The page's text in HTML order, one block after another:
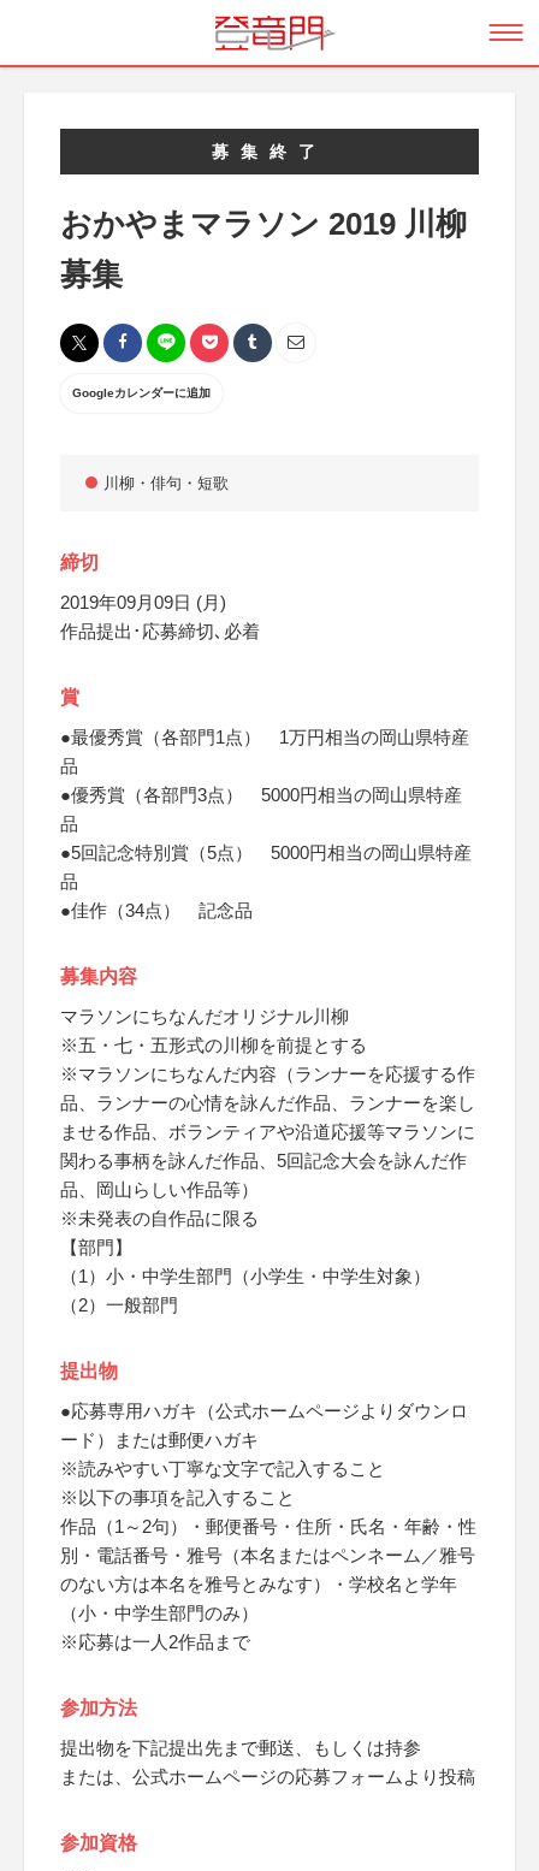
募集終了
おかやまマラソン 2019 川柳
募集
Googleカレンダーに追加
川柳・俳句・短歌
締切
2019年09月09日 (月)
作品提出･応募締切､必着
賞
●最優秀賞（各部門1点） 1万円相当の岡山県特産
品
●優秀賞（各部門3点） 5000円相当の岡山県特産
品
●5回記念特別賞（5点） 5000円相当の岡山県特産
品
●佳作（34点） 記念品
募集内容
マラソンにちなんだオリジナル川柳
※五・七・五形式の川柳を前提とする
※マラソンにちなんだ内容（ランナーを応援する作
品、ランナーの心情を詠んだ作品、ランナーを楽し
ませる作品、ボランティアや沿道応援等マラソンに
関わる事柄を詠んだ作品、5回記念大会を詠んだ作
品、岡山らしい作品等）
※未発表の自作品に限る
【部門】
（1）小・中学生部門（小学生・中学生対象）
（2）一般部門
提出物
●応募専用ハガキ（公式ホームページよりダウンロ
ード）または郵便ハガキ
※読みやすい丁寧な文字で記入すること
※以下の事項を記入すること
作品（1～2句）・郵便番号・住所・氏名・年齢・性
別・電話番号・雅号（本名またはペンネーム／雅号
のない方は本名を雅号とみなす）・学校名と学年
（小・中学生部門のみ）
※応募は一人2作品まで
参加方法
提出物を下記提出先まで郵送、もしくは持参
または、公式ホームページの応募フォームより投稿
参加資格